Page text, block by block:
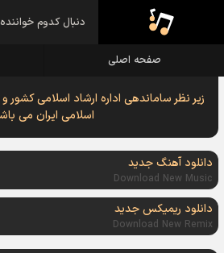
صفحه اصلی
زیر نظر ساماندهی اداره ارشاد اسلامی
اسلامی ایران می
دانلود آهنگ جدید
Download New Music
دانلود ریمیکس جدید
Download New Remix